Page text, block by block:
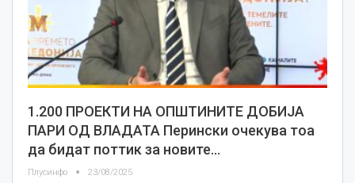
1.200 ПРОЕКТИ НА ОПШТИНИТЕ ДОБИЈА
ПАРИ ОД ВЛАДАТА Перински очекува тоа
да бидат поттик за новите…
Плусинфо 23/08/2025